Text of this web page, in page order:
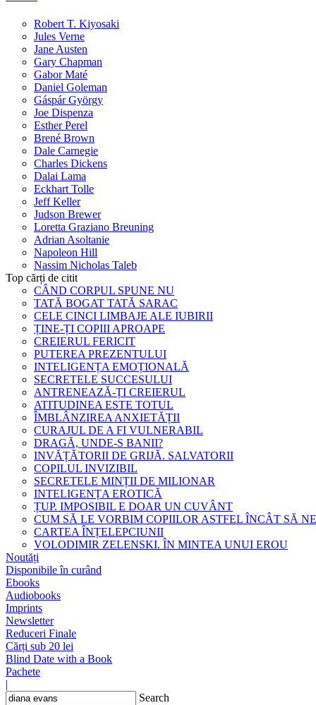
Robert T. Kiyosaki
Jules Verne
Jane Austen
Gary Chapman
Gabor Maté
Daniel Goleman
Gáspár György
Joe Dispenza
Esther Perel
Brené Brown
Dale Carnegie
Charles Dickens
Dalai Lama
Eckhart Tolle
Jeff Keller
Judson Brewer
Loretta Graziano Breuning
Adrian Asoltanie
Napoleon Hill
Nassim Nicholas Taleb
Top cărți de citit
CÂND CORPUL SPUNE NU
TATĂ BOGAT TATĂ SARAC
CELE CINCI LIMBAJE ALE IUBIRII
ȚINE-ȚI COPIII APROAPE
CREIERUL FERICIT
PUTEREA PREZENTULUI
INTELIGENȚA EMOȚIONALĂ
SECRETELE SUCCESULUI
ANTRENEAZĂ-ȚI CREIERUL
ATITUDINEA ESTE TOTUL
ÎMBLÂNZIREA ANXIETĂȚII
CURAJUL DE A FI VULNERABIL
DRAGĂ, UNDE-S BANII?
INVĂȚĂTORII DE GRIJĂ. SALVATORII
COPILUL INVIZIBIL
SECRETELE MINȚII DE MILIONAR
INTELIGENȚA EROTICĂ
ȚUP. IMPOSIBIL E DOAR UN CUVÂNT
CUM SĂ LE VORBIM COPIILOR ASTFEL ÎNCÂT SĂ
CARTEA ÎNȚELEPCIUNII
VOLODIMIR ZELENSKI. ÎN MINTEA UNUI EROU
Noutăți
Disponibile în curând
Ebooks
Audiobooks
Imprints
Newsletter
Reduceri Finale
Cărți sub 20 lei
Blind Date with a Book
Pachete
|
Search